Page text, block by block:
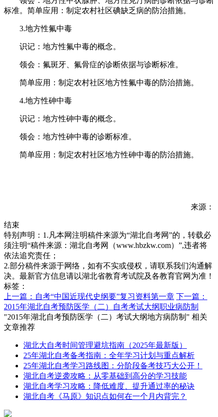
标准。简单应用：制定农村社区碘缺乏病的防治措施。
3.地方性氟中毒
识记：地方性氟中毒的概念。
领会：氟斑牙、氟骨症的诊断依据与诊断标准。
简单应用：制定农村社区地方性氟中毒的防治措施。
4.地方性砷中毒
识记：地方性砷中毒的概念。
领会：地方性砷中毒的诊断标准。
简单应用：制定农村社区地方性砷中毒的防治措施。
来源：
结束
特别声明：1.凡本网注明稿件来源为“湖北自考网”的，转载必
须注明“稿件来源：湖北自考网（www.hbzkw.com）”,违者将
依法追究责任；
2.部分稿件来源于网络，如有不实或侵权，请联系我们沟通解
决。最新官方信息请以湖北省教育考试院及各教育官网为准！
标签：
上一篇：自考“中国近现代史纲要”复习资料第一章 下一篇：
2015年湖北自考预防医学（二）自考考试大纲职业病防制
"2015年湖北自考预防医学（二）考试大纲地方病防制" 相关
文章推荐
湖北大自考时间管理避坑指南（2025年最新版）
25年湖北自考备考指南：全年学习计划与重点解析
25年湖北自考学习路线图：分阶段备考技巧大公开！
湖北自考逆袭攻略：从零基础到高分的学习技能
湖北自考学习攻略：降低难度、提升通过率的秘诀
湖北自考《马原》知识点如何在一个月内背完？